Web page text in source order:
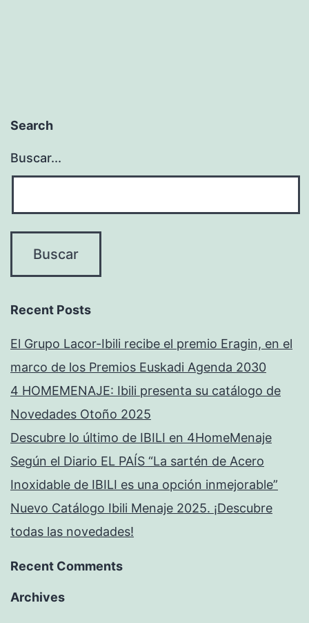
Search
Buscar...
Recent Posts
El Grupo Lacor-Ibili recibe el premio Eragin, en el
marco de los Premios Euskadi Agenda 2030
4 HOMEMENAJE: Ibili presenta su catálogo de
Novedades Otoño 2025
Descubre lo último de IBILI en 4HomeMenaje
Según el Diario EL PAÍS “La sartén de Acero
Inoxidable de IBILI es una opción inmejorable”
Nuevo Catálogo Ibili Menaje 2025. ¡Descubre
todas las novedades!
Recent Comments
Archives